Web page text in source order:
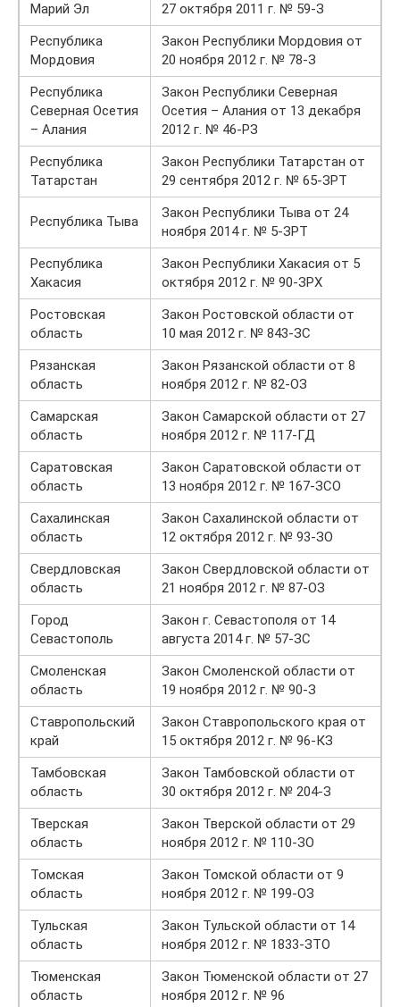
Марий Эл
27 октября 2011 г. № 59-З
Республика
Мордовия
Закон Республики Мордовия от
20 ноября 2012 г. № 78-З
Республика
Северная Осетия
– Алания
Закон Республики Северная
Осетия – Алания от 13 декабря
2012 г. № 46-РЗ
Республика
Татарстан
Закон Республики Татарстан от
29 сентября 2012 г. № 65-ЗРТ
Республика Тыва
Закон Республики Тыва от 24
ноября 2014 г. № 5-ЗРТ
Республика
Хакасия
Закон Республики Хакасия от 5
октября 2012 г. № 90-ЗРХ
Ростовская
область
Закон Ростовской области от
10 мая 2012 г. № 843-ЗС
Рязанская
область
Закон Рязанской области от 8
ноября 2012 г. № 82-ОЗ
Самарская
область
Закон Самарской области от 27
ноября 2012 г. № 117-ГД
Саратовская
область
Закон Саратовской области от
13 ноября 2012 г. № 167-ЗСО
Сахалинская
область
Закон Сахалинской области от
12 октября 2012 г. № 93-ЗО
Свердловская
область
Закон Свердловской области от
21 ноября 2012 г. № 87-ОЗ
Город
Севастополь
Закон г. Севастополя от 14
августа 2014 г. № 57-ЗС
Смоленская
область
Закон Смоленской области от
19 ноября 2012 г. № 90-З
Ставропольский
край
Закон Ставропольского края от
15 октября 2012 г. № 96-КЗ
Тамбовская
область
Закон Тамбовской области от
30 октября 2012 г. № 204-З
Тверская
область
Закон Тверской области от 29
ноября 2012 г. № 110-ЗО
Томская
область
Закон Томской области от 9
ноября 2012 г. № 199-ОЗ
Тульская
область
Закон Тульской области от 14
ноября 2012 г. № 1833-ЗТО
Тюменская
область
Закон Тюменской области от 27
ноября 2012 г. № 96